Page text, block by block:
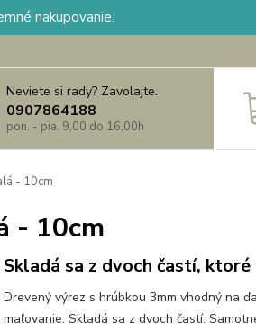
nakupovanie.
Neviete si rady? Zavolajte.
0907864188
pon. - pia. 9,00 do 16,00h
- 10cm
- 10cm
Skladá sa z dvoch častí,
Drevený výrez s hrúbkou 3mm vhodný na
maľovanie. Skladá sa z dvoch častí.